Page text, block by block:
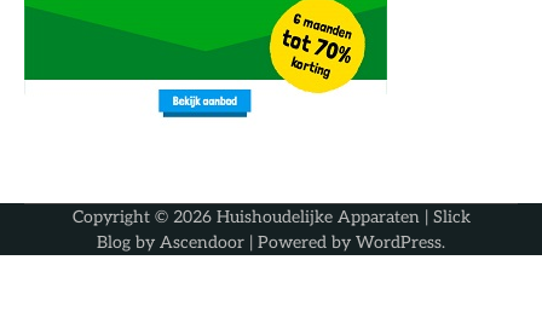
Copyright © 2026 Huishoudelijke Apparaten| Slick
Blog by Ascendoor | Powered by WordPress.